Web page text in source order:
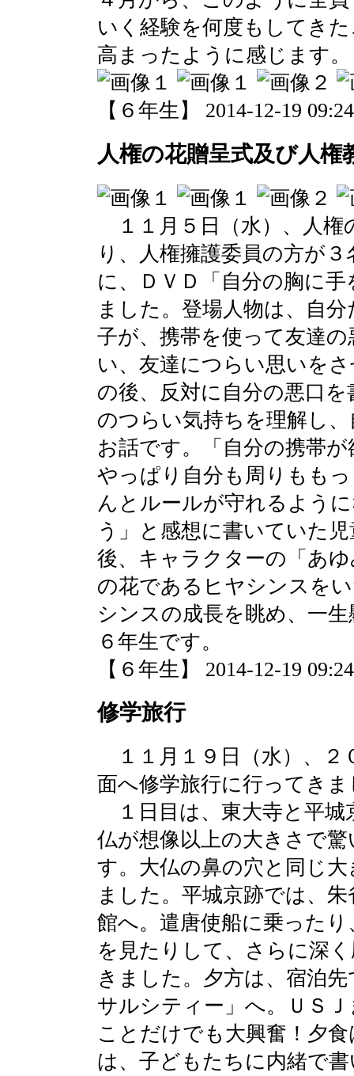
いく経験を何度もしてき
高まったように感じます。
【６年生】 2014-12-19
人権の花贈呈式及び人権
１１月５日（水）、人権
り、人権擁護委員の方が
に、ＤＶＤ「自分の胸に
ました。登場人物は、自
子が、携帯を使って友達
い、友達につらい思いを
の後、反対に自分の悪口
のつらい気持ちを理解し
お話です。「自分の携帯
やっぱり自分も周りもも
んとルールが守れるよう
う」と感想に書いていた
後、キャラクターの「あ
の花であるヒヤシンスを
シンスの成長を眺め、一
６年生です。
【６年生】 2014-12-19
修学旅行
１１月１９日（水）、２
面へ修学旅行に行ってき
１日目は、東大寺と平城
仏が想像以上の大きさで
す。大仏の鼻の穴と同じ
ました。平城京跡では、
館へ。遣唐使船に乗った
を見たりして、さらに深
きました。夕方は、宿泊
サルシティー」へ。ＵＳ
ことだけでも大興奮！夕
は、子どもたちに内緒で